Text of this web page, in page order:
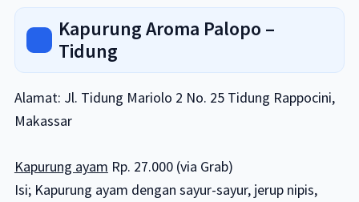
Kapurung Aroma Palopo –
Tidung
Alamat: Jl. Tidung Mariolo 2 No. 25 Tidung Rappocini,
Makassar
Kapurung ayam Rp. 27.000 (via Grab)
Isi; Kapurung ayam dengan sayur-sayur, jerup nipis,